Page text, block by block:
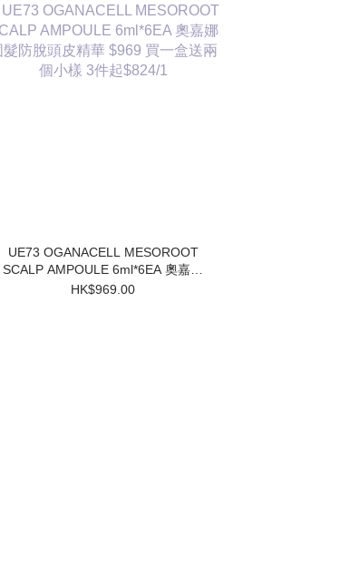
UE73 OGANACELL MESOROOT
SCALP AMPOULE 6ml*6EA 奧嘉娜
固髮防脫頭皮精華 $969 買一盒送兩
HK$969.00